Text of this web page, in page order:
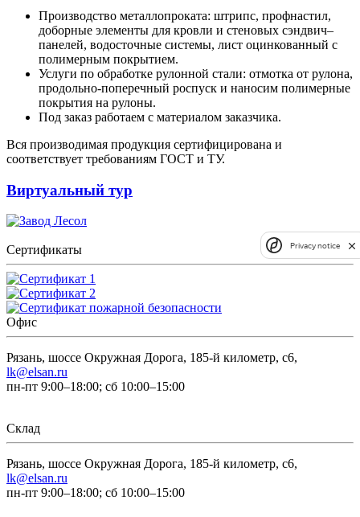
Производство металлопроката: штрипс, профнастил,
доборные элементы для кровли и стеновых сэндвич–
панелей, водосточные системы, лист оцинкованный с
полимерным покрытием.
Услуги по обработке рулонной стали: отмотка от рулона,
продольно-поперечный роспуск и наносим полимерные
покрытия на рулоны.
Под заказ работаем с материалом заказчика.
Вся производимая продукция сертифицирована и
соответствует требованиям ГОСТ и ТУ.
Виртуальный тур
Сертификаты
Офис
Рязань, шоссе Окружная Дорога, 185-й километр, с6,
lk@elsan.ru
пн-пт 9:00–18:00; сб 10:00–15:00
Склад
Рязань, шоссе Окружная Дорога, 185-й километр, с6,
lk@elsan.ru
пн-пт 9:00–18:00; сб 10:00–15:00
Privacy notice